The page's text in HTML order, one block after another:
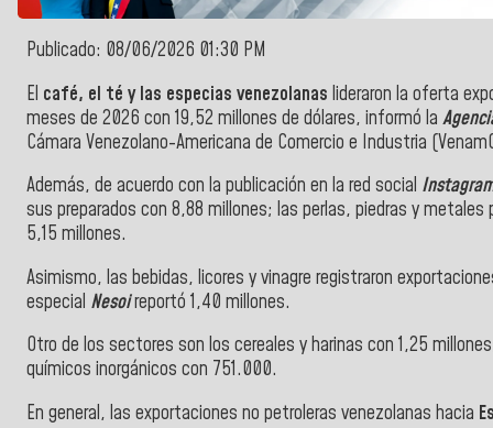
Publicado: 08/06/2026 01:30 PM
El café, el té y las especias venezolanas lideraron la oferta
meses de 2026 con 19,52 millones de dólares, informó la
Cámara Venezolano-Americana de Comercio e Industria
Además, de acuerdo con la publicación en la red social
sus preparados con 8,88 millones; las perlas, piedras y
5,15 millones.
Asimismo, las bebidas, licores y vinagre registraron
especial Nesoireportó 1,40 millones.
Otro de los sectores son los cereales y harinas con 1,25
químicos inorgánicos con 751.000.
En general, las exportaciones no petroleras venezolanas hacia